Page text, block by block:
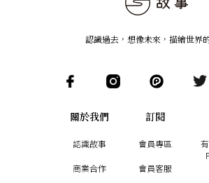
認識過去，想像未來 ， 描繪世界
關於我們
認識故事
商業合作
訂閱
會員專區
會員客服